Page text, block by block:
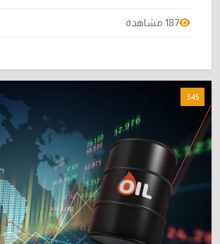
187 مشاهدة
3:45